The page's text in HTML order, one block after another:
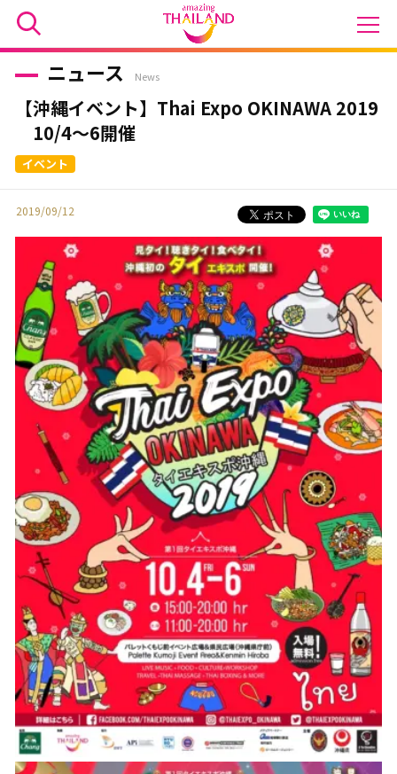
ニュース News
【沖縄イベント】Thai Expo OKINAWA 2019
10/4～6開催
2019/09/12